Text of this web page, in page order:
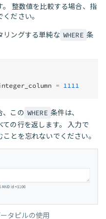
整数値を比較する場合、指
ださい。
リングする単純な WHERE 条
= 1111
、この WHERE 条件は、
の行を返します。 入力で
とを忘れないでください。
タピルの使用